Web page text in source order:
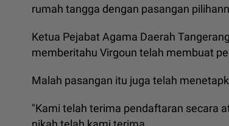
rumah tangga dengan pasangan
Ketua Pejabat Agama Daerah
memberitahu Virgoun telah membuat
Malah pasangan itu juga telah
"Kami telah terima pendaftaran secara